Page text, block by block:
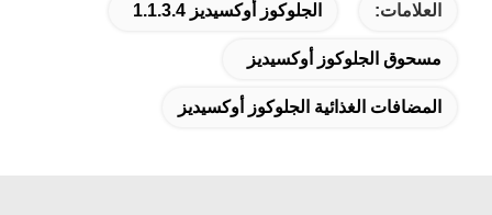
العلامات: الجلوكوز أوكسيديز 1.1.3.4
مسحوق الجلوكوز أوكسيديز
المضافات الغذائية الجلوكوز أوكسيديز